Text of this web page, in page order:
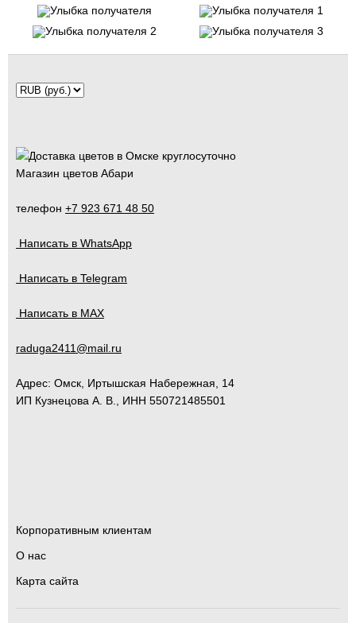
Магазин цветов Абари
телефон +7 923 671 48 50
Написать в WhatsApp
Написать в Telegram
Написать в MAX
raduga2411@mail.ru
Адрес: Омск Иртышская Набережная, 14
ИП Кузнецова А. В., ИНН 550721485501
Корпоративным клиентам
О нас
Карта сайта